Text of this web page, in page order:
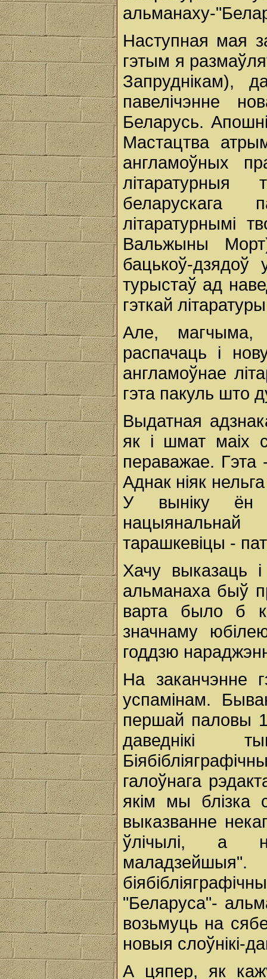
альманаху-
Наступная мая
гэтым я
Запруднікам),
павелічэнне
Беларусь.
Мастацтва
англамоўных
літаратурныя
літаратурнымі
Вальжыны
бацькоў-дзядоў
турыстаў ад
гэткай
Але, магчыма,
распачаць і
англамоўнае
гэта пакуль што
Выдатная
як і шмат маіх
пераважае.
Аднак ніяк
У выніку ён
тарашкевіцы -
Хачу выказаць
альманаха быў
варта было б
значнаму
годдзю
На заканчэнне
успамінам.
першай паловы
даведнікі
галоўнага
якім мы блізка
выказванне
ўлічылі, а
"Беларуса"-
возьмуць на
новыя слоўнікі-
А цяпер, як